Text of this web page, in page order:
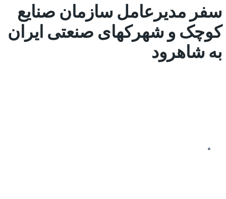
سفر مدیرعامل سازمان صنایع
کوچک و شهرکهای صنعتی ایران
به شاهرود